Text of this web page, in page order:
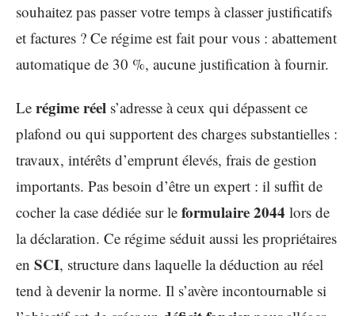
souhaitez pas passer votre temps à classer justificatifs
et factures ? Ce régime est fait pour vous : abattement
automatique de 30 %, aucune justification à fournir.
Le régime réel s’adresse à ceux qui dépassent ce
plafond ou qui supportent des charges substantielles :
travaux, intérêts d’emprunt élevés, frais de gestion
importants. Pas besoin d’être un expert : il suffit de
cocher la case dédiée sur le formulaire 2044 lors de
la déclaration. Ce régime séduit aussi les propriétaires
en SCI, structure dans laquelle la déduction au réel
tend à devenir la norme. Il s’avère incontournable si